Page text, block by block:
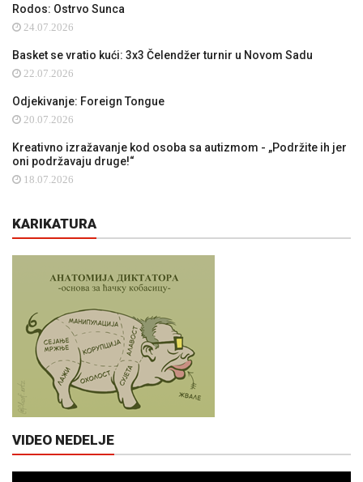
Rodos: Ostrvo Sunca
24.07.2026
Basket se vratio kući: 3x3 Čelendžer turnir u Novom Sadu
22.07.2026
Odjekivanje: Foreign Tongue
20.07.2026
Kreativno izražavanje kod osoba sa autizmom - „Podržite ih jer
oni podržavaju druge!“
18.07.2026
KARIKATURA
VIDEO NEDELJE